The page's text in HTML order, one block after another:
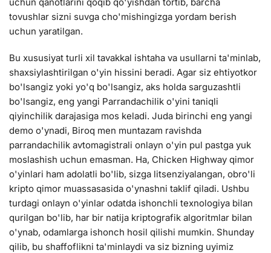
uchun qanotlarini qoqib qo'yishdan tortib, barcha
tovushlar sizni suvga cho'mishingizga yordam berish
uchun yaratilgan.
Bu xususiyat turli xil tavakkal ishtaha va usullarni ta'minlab,
shaxsiylashtirilgan o'yin hissini beradi. Agar siz ehtiyotkor
bo'lsangiz yoki yo'q bo'lsangiz, aks holda sarguzashtli
bo'lsangiz, eng yangi Parrandachilik o'yini taniqli
qiyinchilik darajasiga mos keladi. Juda birinchi eng yangi
demo o'ynadi, Biroq men muntazam ravishda
parrandachilik avtomagistrali onlayn o'yin pul pastga yuk
moslashish uchun emasman. Ha, Chicken Highway qimor
o'yinlari ham adolatli bo'lib, sizga litsenziyalangan, obro'li
kripto qimor muassasasida o'ynashni taklif qiladi. Ushbu
turdagi onlayn o'yinlar odatda ishonchli texnologiya bilan
qurilgan bo'lib, har bir natija kriptografik algoritmlar bilan
o'ynab, odamlarga ishonch hosil qilishi mumkin. Shunday
qilib, bu shaffoflikni ta'minlaydi va siz bizning uyimiz